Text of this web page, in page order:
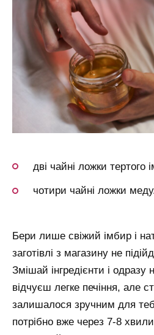
дві чайні ложки тертого
чотири чайні ложки
Бери лише свіжий імбир і
заготівлі з магазину не
Змішай інгредієнти і
відчуєш легке печіння, але
залишалося зручним для
потрібно вже через 7-8